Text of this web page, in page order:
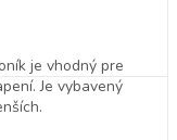
je vhodný pre
Je vybavený